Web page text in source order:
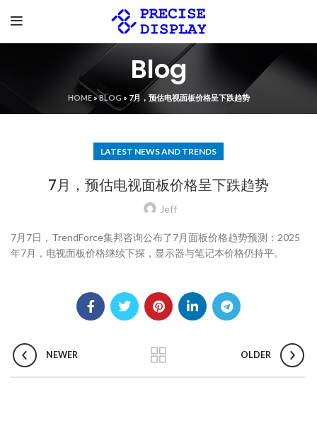
Blog
HOME»BLOG» 7月，预估电视面板价格呈下跌趋势
LATEST NEWS AND TRENDS
7月，预估电视面板价格呈下跌趋势
Jeff
7月7日，TrendForce集邦咨询公布了7月面板价格趋势预测：2025
年7月，电视面板价格继续下探，显示器与笔记本价格仍持平。
NEWER OLDER